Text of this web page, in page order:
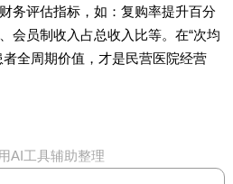
务评估指标，如：复购率提升百分
会员制收入占总收入比等。在“次均
全周期价值，才是民营医院经营
AI工具辅助整理